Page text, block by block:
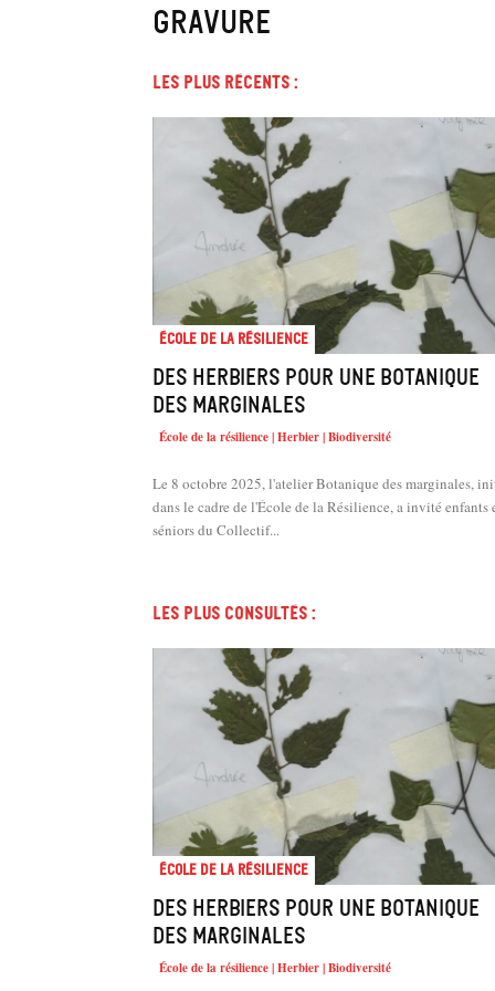
gravure
Les plus récents :
École de la résilience
Des herbiers pour une Botanique
des marginales
École de la résilience | Herbier | Biodiversité
Le 8 octobre 2025, l'atelier Botanique des marginales,
dans le cadre de l'École de la Résilience, a invité enfants
séniors du Collectif...
Les plus consultés :
École de la résilience
Des herbiers pour une Botanique
des marginales
École de la résilience | Herbier | Biodiversité